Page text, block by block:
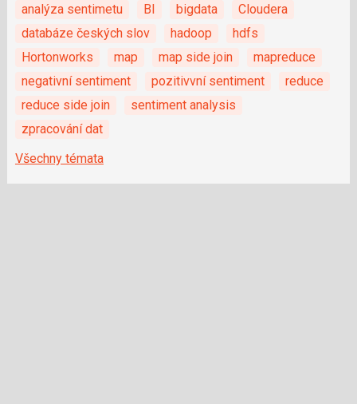
analýza sentimetu BI bigdata
Cloudera
databáze českých slov
hadoop
hdfs
Hortonworks
map map side join
mapreduce
negativní sentiment
pozitivvní sentiment
reduce
reduce side join
sentiment analysis
zpracování dat
Všechny témata